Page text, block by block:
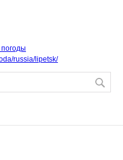
russia/lipetsk/